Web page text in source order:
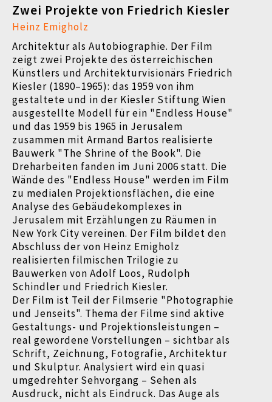
Zwei Projekte von Friedrich Kiesler
Heinz Emigholz
Architektur als Autobiographie. Der Film
zeigt zwei Projekte des österreichischen
Künstlers und Architekturvisionärs Friedrich
Kiesler (1890–1965): das 1959 von ihm
gestaltete und in der Kiesler Stiftung Wien
ausgestellte Modell für ein "Endless House"
und das 1959 bis 1965 in Jerusalem
zusammen mit Armand Bartos realisierte
Bauwerk "The Shrine of the Book". Die
Dreharbeiten fanden im Juni 2006 statt. Die
Wände des "Endless House" werden im Film
zu medialen Projektionsflächen, die eine
Analyse des Gebäudekomplexes in
Jerusalem mit Erzählungen zu Räumen in
New York City vereinen. Der Film bildet den
Abschluss der von Heinz Emigholz
realisierten filmischen Trilogie zu
Bauwerken von Adolf Loos, Rudolph
Schindler und Friedrich Kiesler.
Der Film ist Teil der Filmserie "Photographie
und Jenseits". Thema der Filme sind aktive
Gestaltungs- und Projektionsleistungen –
real gewordene Vorstellungen – sichtbar als
Schrift, Zeichnung, Fotografie, Architektur
und Skulptur. Analysiert wird ein quasi
umgedrehter Sehvorgang – Sehen als
Ausdruck, nicht als Eindruck. Das Auge als